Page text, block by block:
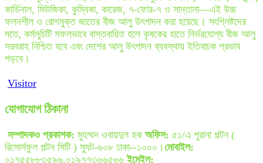
কার্ডিনাল, মিউজিকা, কুম্বিকা, কারেজ, ৭-ফোর-৭ ও সান্তানা—এই উচ্চ
ফলনশীল ও রোগমুক্ত জাতের বীজ আলু উৎপাদন করা হয়েছে। সংশ্লিষ্টদের
মতে, কর্মসূচিটি সফলভাবে বাস্তবায়িত হলে কৃষকের হাতে নির্ভরযোগ্য বীজ আলু
সরবরাহ নিশ্চিত হবে এবং দেশের আলু উৎপাদন ব্যবস্থায় ইতিবাচক প্রভাব
পড়বে।
Visitor
যোগাযোগ ঠিকানা
সম্পাদকও প্রকাশক: মুহম্মদ ওবায়দুল হক অফিস: ৫১/এ পুরানা পল্টন (
রিসোর্সফুল পল্টন সিটি ) স্যুট-৬০৮ ঢাকা--১০০০। মোবাইল:
০১৭৫৫৮৮৩৫৯৬,০১৯৭৭৩৬৬৫৬৬ ইমেইল: